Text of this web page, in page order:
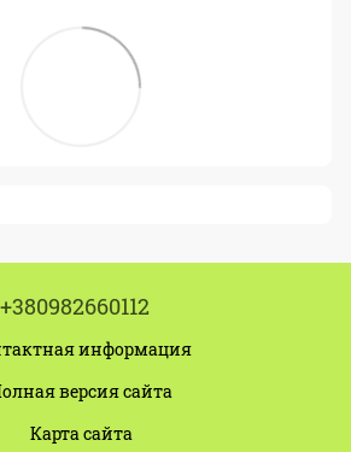
+380982660112
информация
версия сайта
Карта сайта